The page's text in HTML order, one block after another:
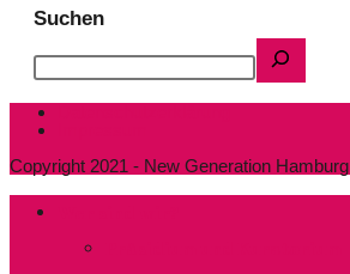
Suchen
Copyright 2021 - New Generation Hamburg